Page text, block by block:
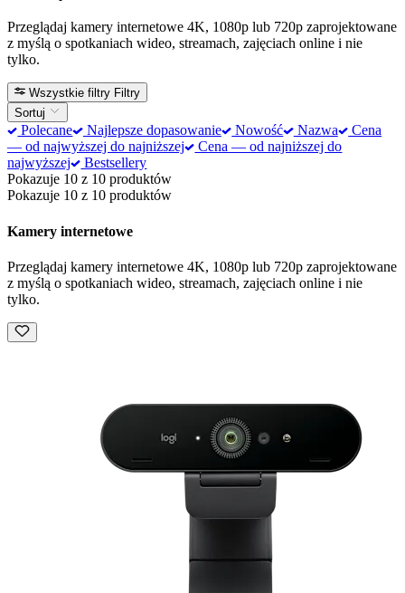
Przeglądaj kamery internetowe 4K, 1080p lub 720p zaprojektowane
z myślą o spotkaniach wideo, streamach, zajęciach online i nie
tylko.
Wszystkie filtry Filtry
Sortuj
Polecane Najlepsze dopasowanie Nowość Nazwa
Cena
— od najwyższej do najniższej
Cena — od najniższej do
najwyższej
Bestsellery
Pokazuje 10 z 10 produktów
Pokazuje 10 z 10 produktów
Kamery internetowe
Przeglądaj kamery internetowe 4K, 1080p lub 720p zaprojektowane
z myślą o spotkaniach wideo, streamach, zajęciach online i nie
tylko.